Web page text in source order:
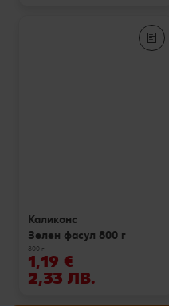
Каликонс
Зелен фасул 800 г
800 г
1,19 €
2,33 ЛВ.